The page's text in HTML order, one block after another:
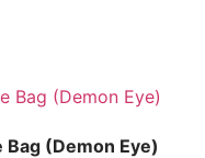
(Demon Eye)